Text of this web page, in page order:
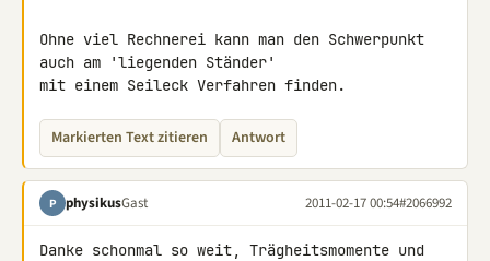
Ohne viel Rechnerei kann man den Schwerpunkt
auch am 'liegenden Ständer'
mit einem Seileck Verfahren finden.
Markierten Text zitieren Antwort
P physikusGast 2011-02-17 00:54#2066992
Danke schonmal so weit, Trägheitsmomente und